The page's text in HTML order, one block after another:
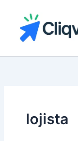
conteúdo
lojista